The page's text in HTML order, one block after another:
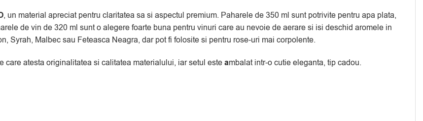
, un material apreciat pentru claritatea sa si aspectul premium. Paharele de 350 ml sunt potrivite pentru apa plata,
de vin de 320 ml sunt o alegere foarte buna pentru vinuri care au nevoie de aerare si isi deschid aromele in
Syrah, Malbec sau Feteasca Neagra, dar pot fi folosite si pentru rose-uri mai corpolente.
atesta originalitatea si calitatea materialului, iar setul esteambalat intr-o cutie eleganta, tip cadou.